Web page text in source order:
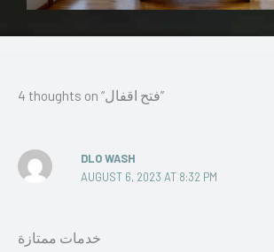
4 thoughts on “فتح اقفال”
DLO WASH
AUGUST 6, 2023 AT 8:32 PM
خدمات ممتازة